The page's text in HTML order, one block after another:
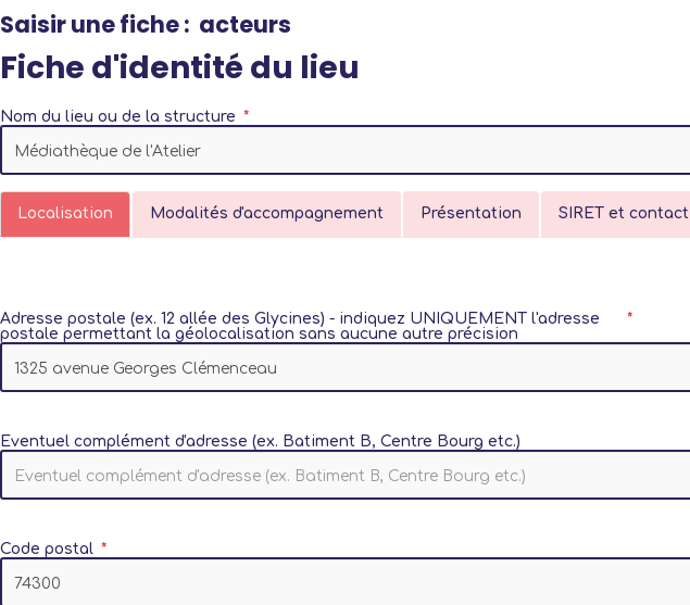
Saisir une fiche : acteurs
Fiche d'identité du lieu
Nom du lieu ou de la structure
Localisation Modalités d'accompagnement Présentation SIRET et contact
Adresse postale (ex. 12 allée des Glycines) - indiquez UNIQUEMENT l'adresse
postale permettant la géolocalisation sans aucune autre précision
Eventuel complément d'adresse (ex. Batiment B, Centre Bourg etc.)
Code postal